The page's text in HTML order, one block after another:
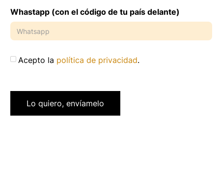
Whastapp (con el código de tu país delante)
Acepto la política de privacidad.